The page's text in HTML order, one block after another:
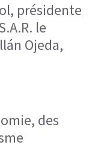
présidente
le
Ojeda,
des